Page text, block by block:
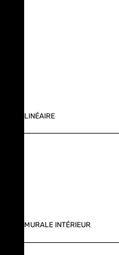
LINÉAIRE
MURALE INTÉRIEUR